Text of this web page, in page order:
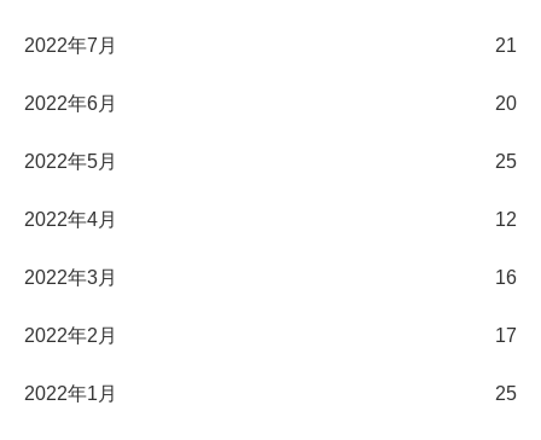
2022年7月 21
2022年6月 20
2022年5月 25
2022年4月 12
2022年3月 16
2022年2月 17
2022年1月 25